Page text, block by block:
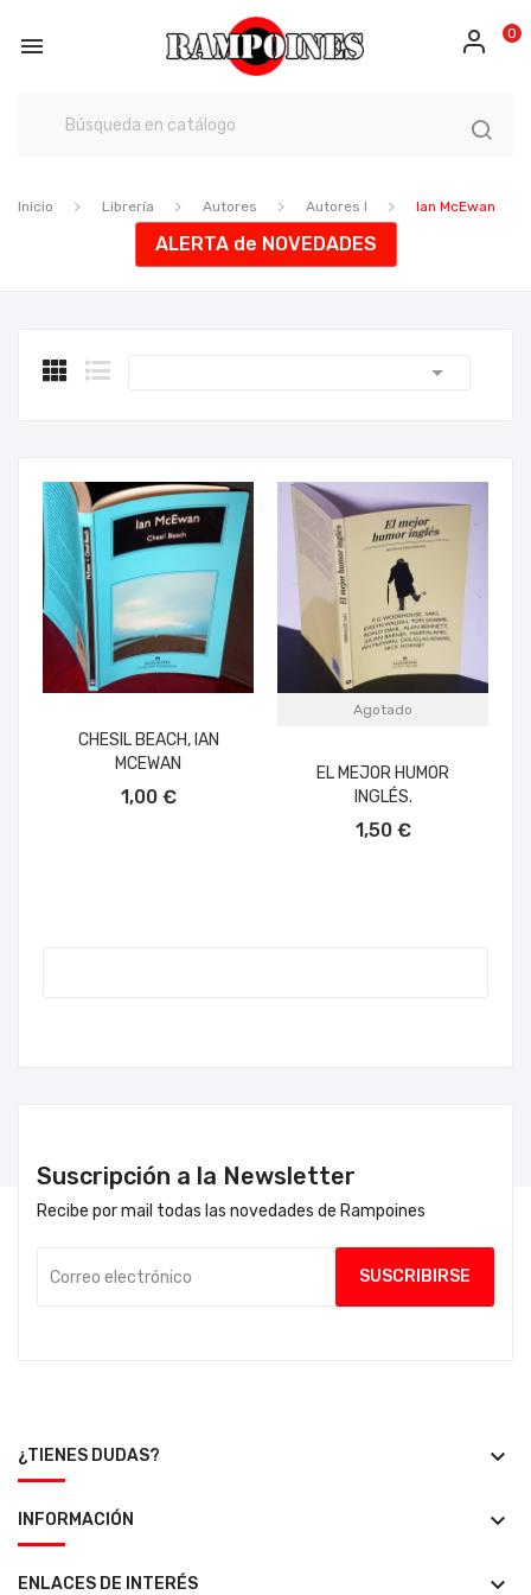
 0
Inicio Librería Autores Autores I Ian McEwan
ALERTA de NOVEDADES

CHESIL BEACH, IAN
MCEWAN
1,00 €
Agotado
EL MEJOR HUMOR
INGLÉS.
1,50 €
Suscripción a la Newsletter
Recibe por mail todas las novedades de Rampoines
¿TIENES DUDAS? keyboard_arrow_down
INFORMACIÓN keyboard_arrow_down
ENLACES DE INTERÉS keyboard_arrow_down